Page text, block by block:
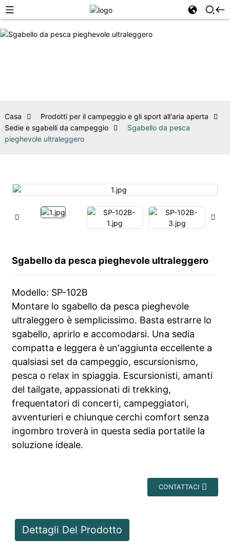
Casa
Prodotti per il campeggio e gli sport all'aria aperta
Sedie e sgabelli da campeggio
Sgabello da pesca
pieghevole ultraleggero
Sgabello da pesca pieghevole ultraleggero
Modello: SP-102B
Montare lo sgabello da pesca pieghevole
ultraleggero è semplicissimo. Basta estrarre lo
sgabello, aprirlo e accomodarsi. Una sedia
compatta e leggera è un'aggiunta eccellente a
qualsiasi set da campeggio, escursionismo,
pesca o relax in spiaggia. Escursionisti, amanti
del tailgate, appassionati di trekking,
frequentatori di concerti, campeggiatori,
avventurieri e chiunque cerchi comfort senza
ingombro troverà in questa sedia portatile la
soluzione ideale.
CONTATTACI
Dettagli Del Prodotto